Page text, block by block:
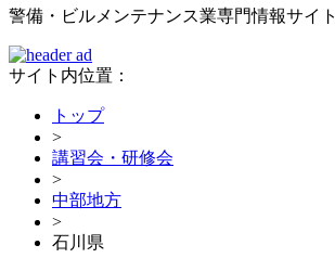
警備・ビルメンテナンス業専門情報サイト
サイト内位置：
トップ
>
講習会・研修会
>
中部地方
>
石川県